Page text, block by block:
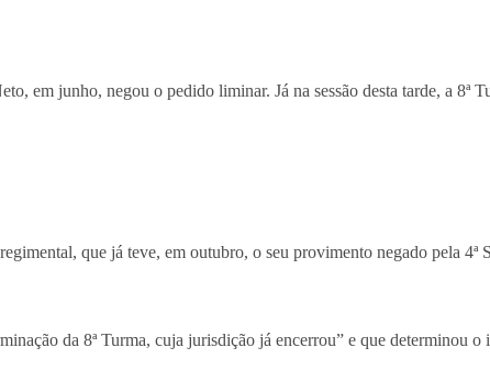
em junho, negou o pedido liminar. Já na sessão desta tarde, a 8ª
que já teve, em outubro, o seu provimento negado pela 4ª
da 8ª Turma, cuja jurisdição já encerrou” e que determinou